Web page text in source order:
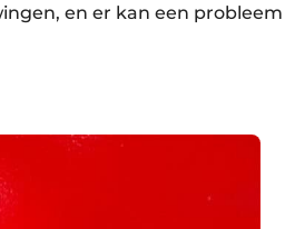
en er kan een probleem